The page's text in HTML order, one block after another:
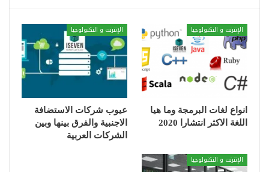
الإنترنت و التكنولوجيا
انواع لغات البرمجة وما هيا
اللغة الاكثر انتشارا 2020
الإنترنت و التكنولوجيا
عيوب شركات الاستضافة
الاجنبية والفرق بينها وبين
الشركات العربية
الإنترنت و التكنولوجيا